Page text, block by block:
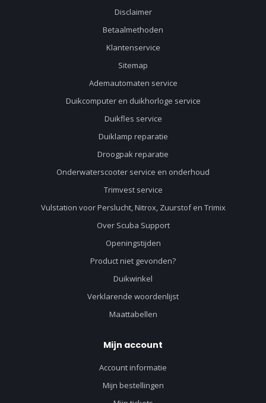
Disclaimer
Betaalmethoden
Klantenservice
Sitemap
Ademautomaten service
Duikcomputer en duikhorloge service
Duikfles service
Duiklamp reparatie
Droogpak reparatie
Onderwaterscooter service en onderhoud
Trimvest service
Vulstation voor Perslucht, Nitrox, Zuurstof en Trimix
Over Scuba Support
Openingstijden
Product niet gevonden?
Duikwinkel
Verklarende woordenlijst
Maattabellen
Mijn account
Account informatie
Mijn bestellingen